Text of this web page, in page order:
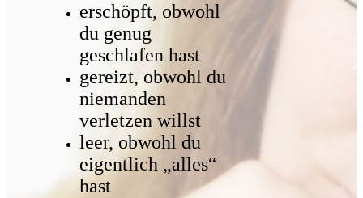
erschöpft, obwohl
du genug
geschlafen hast
gereizt, obwohl du
niemanden
verletzen willst
leer, obwohl du
eigentlich „alles“
hast